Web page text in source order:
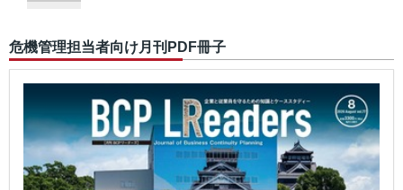
危機管理担当者向け月刊PDF冊子